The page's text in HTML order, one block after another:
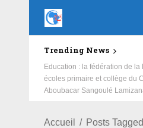
Trending News
Education : la fédération de la
écoles primaire et collège du
Aboubacar Sangoulé
Accueil Posts